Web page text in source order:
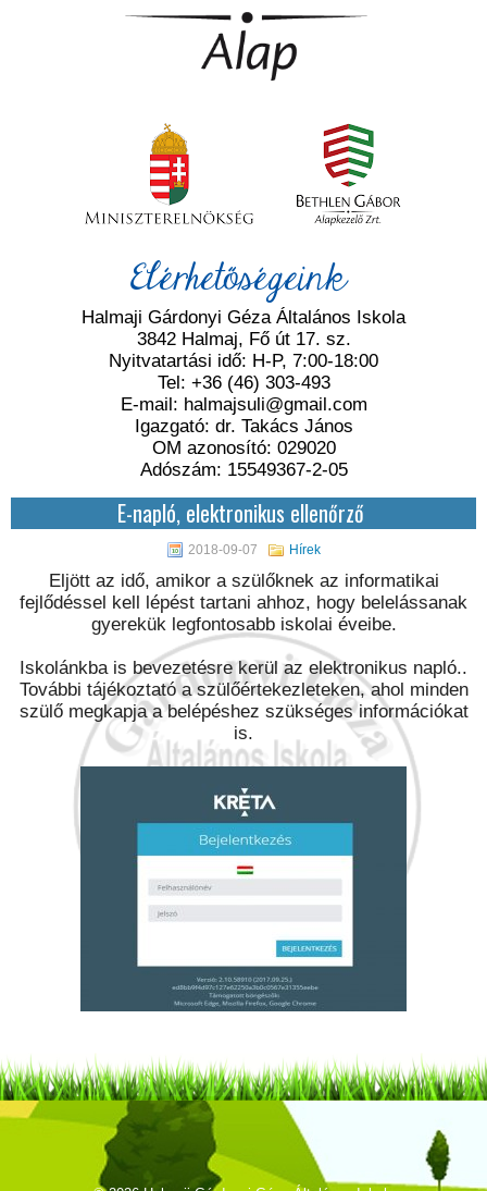
Elérhetőségeink
Halmaji Gárdonyi Géza Általános Iskola
3842 Halmaj, Fő út 17. sz.
Nyitvatartási idő: H-P, 7:00-18:00
Tel: +36 (46) 303-493
E-mail: halmajsuli@gmail.com
Igazgató: dr. Takács János
OM azonosító: 029020
Adószám: 15549367-2-05
E-napló, elektronikus ellenőrző
2018-09-07 Hírek
Eljött az idő, amikor a szülőknek az informatikai
fejlődéssel kell lépést tartani ahhoz, hogy belelássanak
gyerekük legfontosabb iskolai éveibe.
Iskolánkba is bevezetésre kerül az elektronikus napló..
További tájékoztató a szülőértekezleteken, ahol minden
szülő megkapja a belépéshez szükséges információkat
is.